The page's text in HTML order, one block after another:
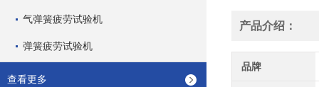
气弹簧疲劳试验机
弹簧疲劳试验机
查看更多
产品介绍：
品牌